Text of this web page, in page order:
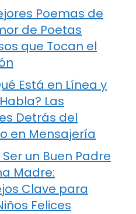
Poemas de
de Poetas
que Tocan el
Está en Línea y
Las
Detrás del
en Mensajería
un Buen Padre
Madre:
Clave para
Felices